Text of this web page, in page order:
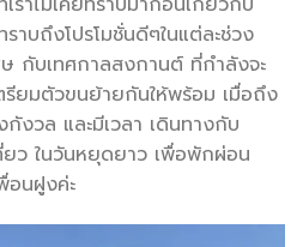
าบถึงโปรโมชั่นดีๆในแต่ละช่วง
ษ กับเทศกาลสงกานต์ ที่กำลังจะ
รียมตัวขนย้ายกันให้พร้อม เมื่อถึง
กังวล และมีเวลา เดินทางกับ
ยว ในวันหยุดยาว เพื่อพักผ่อน
อนฝูงค่ะ